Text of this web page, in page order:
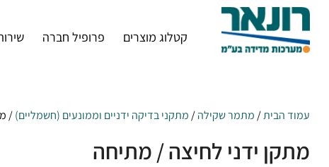
קטלוג מוצרים פרופיל חברה
עמוד הבית/ מתמר שקילה/ מתקני בדיקה ידניים וממונעים (חשמליים)/
מתקן ידני לחיצה / מתיחה